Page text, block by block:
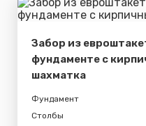
Забор из
фундаменте с
шахматка
Фундамент
Столбы